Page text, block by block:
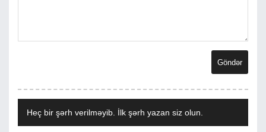
Heç bir şərh verilməyib. İlk şərh yazan siz olun.